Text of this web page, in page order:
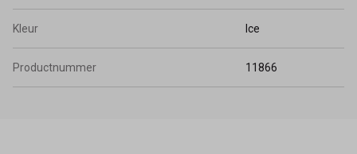
Kleur Ice
Productnummer 11866